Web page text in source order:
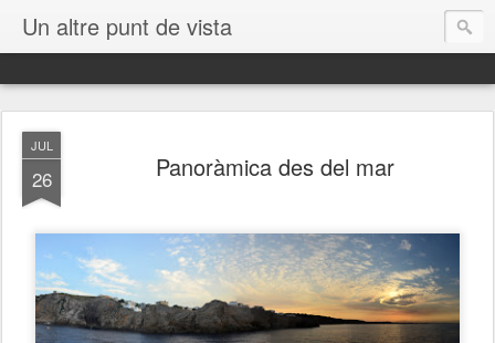
Un altre punt de vista
JUL
26 Panoràmica des del mar